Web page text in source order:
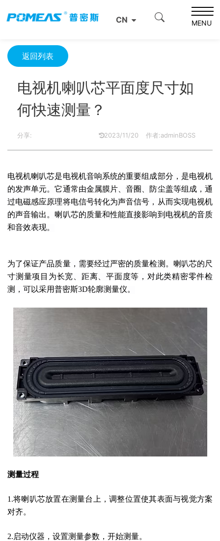
CN MENU
电视机喇叭芯平面度尺寸如何快速测量？
返回列表
电视机喇叭芯平面度尺寸如
何快速测量？
分享: 2023/11/20 作者:adminBOSS
电视机喇叭芯是电视机音响系统的重要组成部分，是电视机
的发声单元。它通常由金属膜片、音圈、防尘盖等组成，通
过电磁感应原理将电信号转化为声音信号，从而实现电视机
的声音输出。喇叭芯的质量和性能直接影响到电视机的音质
和音效表现。
为了保证产品质量，需要经过严密的质量检测。喇叭芯的尺
寸测量项目为长宽、距离、平面度等，对此类精密零件检
测，可以采用普密斯3D轮廓测量仪。
测量过程
1.将喇叭芯放置在测量台上，调整位置使其表面与视觉方案
对齐。
2.启动仪器，设置测量参数，开始测量。